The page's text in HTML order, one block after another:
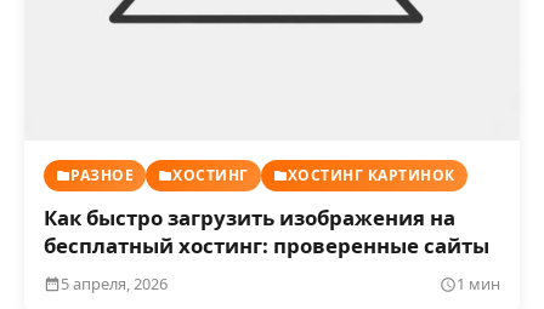
РАЗНОЕ ХОСТИНГ ХОСТИНГ КАРТИНОК
Как быстро загрузить изображения на
бесплатный хостинг: проверенные сайты
5 апреля, 2026 1 мин